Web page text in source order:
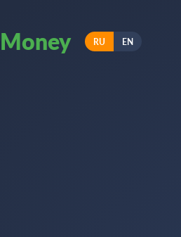
Money RU EN